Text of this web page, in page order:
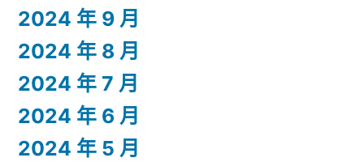
2024 年 9 月
2024 年 8 月
2024 年 7 月
2024 年 6 月
2024 年 5 月